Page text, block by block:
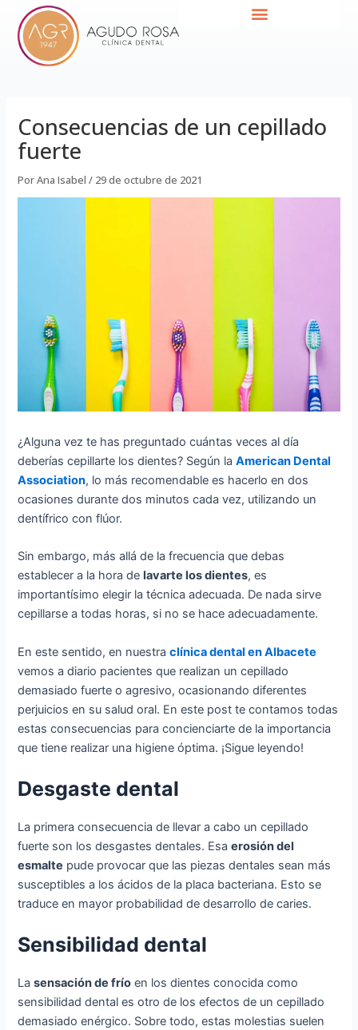
contenido
Consecuencias de un cepillado
fuerte
PorAna Isabel/ 29 de octubre de 2021
¿Alguna vez te has preguntado cuántas veces al día
deberías cepillarte los dientes? Según laAmerican Dental
Association, lo más recomendable es hacerlo en dos
ocasiones durante dos minutos cada vez, utilizando un
dentífrico con flúor.
Sin embargo, más allá de la frecuencia que debas
establecer a la hora de lavarte los dientes, es
importantísimo elegir la técnica adecuada. De nada sirve
cepillarse a todas horas, si no se hace adecuadamente.
En este sentido, en nuestraclínica dental en Albacete
vemos a diario pacientes que realizan un cepillado
demasiado fuerte o agresivo, ocasionando diferentes
perjuicios en su salud oral. En este post te contamos todas
estas consecuencias para concienciarte de la importancia
que tiene realizar una higiene óptima. ¡Sigue leyendo!
Desgaste dental
La primera consecuencia de llevar a cabo un cepillado
fuerte son los desgastes dentales. Esaerosión del
esmalte pude provocar que las piezas dentales sean más
susceptibles a los ácidos de la placa bacteriana. Esto se
traduce en mayor probabilidad de desarrollo de caries.
Sensibilidad dental
Lasensación de frío en los dientes conocida como
sensibilidad dental es otro de los efectos de un cepillado
demasiado enérgico. Sobre todo, estas molestias suelen
Navegación
de
entradas